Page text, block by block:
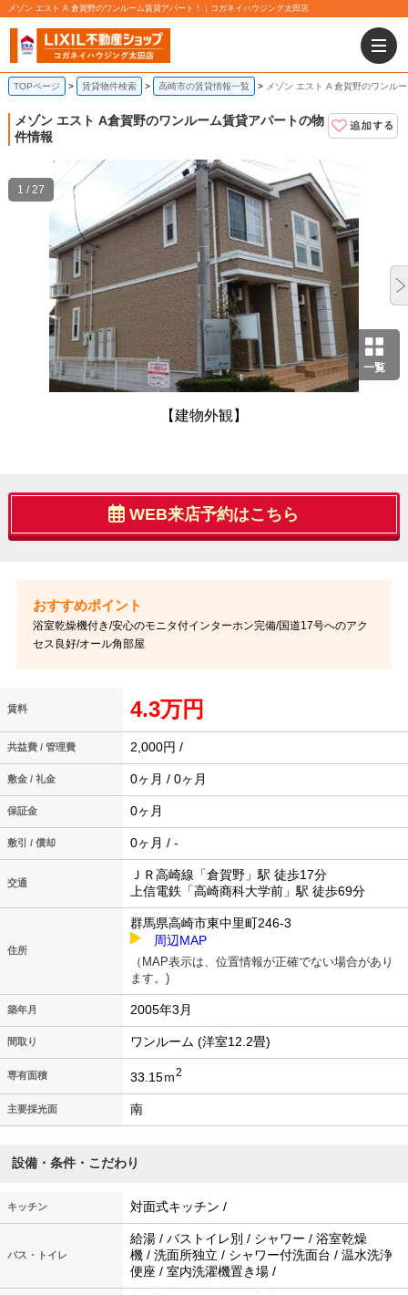
メゾン エスト A 倉賀野のワンルーム賃貸アパート！｜コガネイハウジング太田店
TOPページ 賃貸物件検索 高崎市の賃貸情報一覧 メゾン エスト A 倉賀野のワンル
メゾン エスト A倉賀野のワンルーム賃貸アパートの物
件情報
一覧
【建物外観】
1 / 27
WEB来店予約はこちら
浴室乾燥機付き/安心のモニタ付インターホン完備/国道17号へのアク
セス良好/オール角部屋
賃料 4.3万円
共益費 / 管理費 2,000円 /
敷金 / 礼金 0ヶ月 / 0ヶ月
保証金 0ヶ月
敷引 / 償却 0ヶ月 / -
交通
ＪＲ高崎線「倉賀野」駅 徒歩17分
上信電鉄「高崎商科大学前」駅 徒歩69分
住所
群馬県高崎市東中里町246-3
周辺MAP
（MAP表示は、位置情報が正確でない場合があり
ます。)
築年月 2005年3月
間取り ワンルーム (洋室12.2畳)
専有面積 33.15ｍ2
主要採光面 南
設備・条件・こだわり
キッチン 対面式キッチン /
バス・トイレ
給湯 / バストイレ別 / シャワー / 浴室乾燥
機 / 洗面所独立 / シャワー付洗面台 / 温水洗浄
便座 / 室内洗濯機置き場 /